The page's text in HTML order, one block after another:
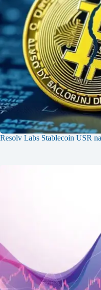
Resolv Labs Stablecoin USR